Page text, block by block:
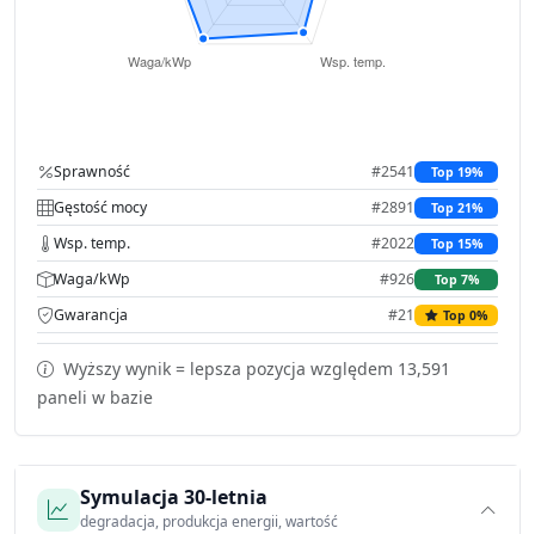
Sprawność #2541 Top 19%
Gęstość mocy #2891 Top 21%
Wsp. temp. #2022 Top 15%
Waga/kWp #926 Top 7%
Gwarancja #21 Top 0%
Wyższy wynik = lepsza pozycja względem 13,591
paneli w bazie
Symulacja 30-letnia
degradacja, produkcja energii, wartość